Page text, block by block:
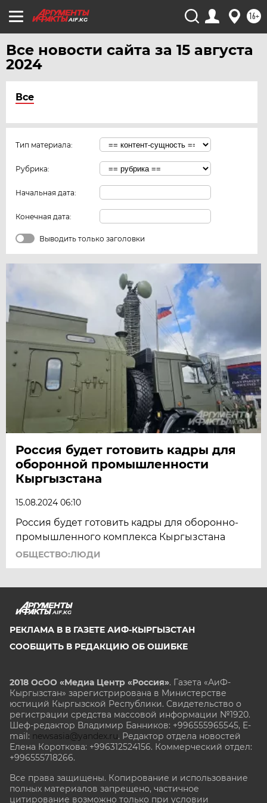
AIF.KG 16+
ЧИТА
ЮГРА
ЯКУТИЯ
ЯМАЛ
ЯРОСЛАВЛЬ
Все новости сайта за 15 августа
2024
Все
Тип материала:
Рубрика:
Начальная дата:
Конечная дата:
Выводить только заголовки
Россия будет готовить кадры для
оборонной промышленности
Кыргызстана
15.08.2024 06:10
Россия будет готовить кадры для оборонно-
промышленного комплекса Кыргызстана
ОБЩЕСТВО:ЛЮДИ
AIF.KG
РЕКЛАМА В В ГАЗЕТЕ АИФ-КЫРГЫЗСТАН
СООБЩИТЬ В РЕДАКЦИЮ ОБ ОШИБКЕ
2018 ОсОО «Медиа Центр «Россия». Газета «АиФ-
Кыргызстан» зарегистрирована в Министерстве
юстиций Кыргызской Республики. Свидетельство о
регистрации средства массовой информации №1920.
Шеф-редактор Владимир Банников: +996555965545, E-
mail: newsasia@yandex.ru. Редактор отдела новостей
Елена Короткова: +996312524156. Коммерческий отдел:
+996555718266.
Все права защищены. Копирование и использование
полных материалов запрещено, частичное
цитирование возможно только при условии